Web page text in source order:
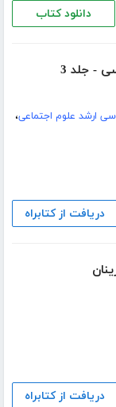
دانلود کتاب
- جلد 3
ارشد علوم اجتماعی،
دریافت از کتابراه
دریافت از کتابراه